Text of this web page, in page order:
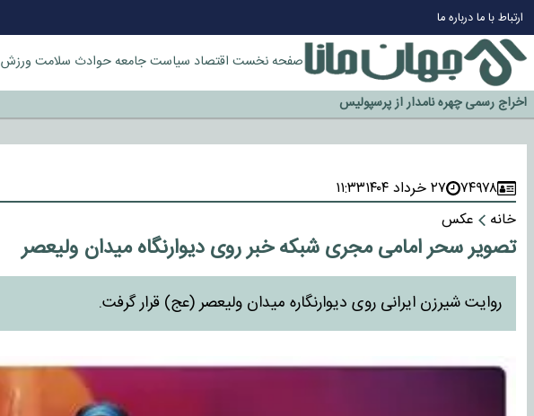
ارتباط با مادرباره ما
صفحه نخست اقتصاد سیاستجامعهحوادث سلامت ورزش
چرا طلا دوباره افزایشی شد؟
گزینه جدایی اوسمار روی میز مدیران پرسپولیس
آیا رئیس جمهور آمریکا قانون را دور می‌زند؟
اخراج رسمی چهره نامدار از پرسپولیس
سازمان اطلاعات سپاه: پروژه دولت ترامپ برای مهار چین، روسیه و اروپا شکست خورد
۷۴۹۷۸ ۲۷ خرداد ۱۴۰۴
۱۱:۳۳
خانه
عکس
تصویر سحر امامی مجری شبکه خبر روی دیوارنگاه میدان ولیعصر
روایت شیرزن ایرانی روی دیوارنگاره میدان ولیعصر (عج) قرار گرفت.